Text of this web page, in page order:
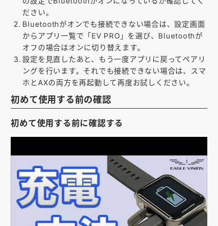
ださい。
Bluetoothがオンでも接続できない場合は、設定画面
からアプリ一覧で「EV PRO」を選び、Bluetoothが
オフの場合はオンに切り替えます。
設定を見直したあと、もう一度アプリに戻ってペアリ
ングを行います。それでも接続できない場合は、スマ
ホとAXの両方を再起動して再度お試しください。
初めて使用する前の確認
初めて使用する前に確認する